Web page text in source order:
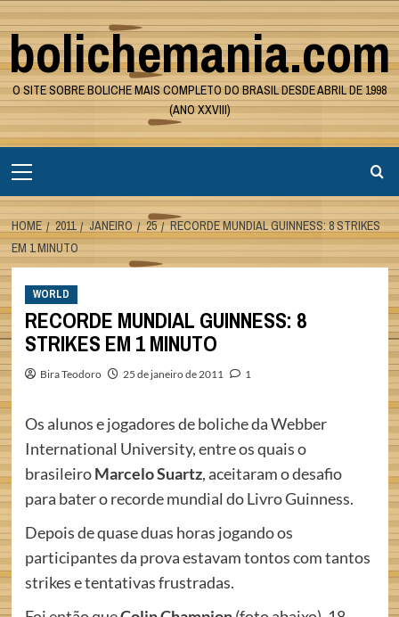
Skip
to
content
bolichemania.com
O SITE SOBRE BOLICHE MAIS COMPLETO DO BRASIL DESDE ABRIL DE 1998
(ANO XXVIII)
Menu
HOME 2011 JANEIRO 25
RECORDE MUNDIAL GUINNESS: 8 STRIKES
EM 1 MINUTO
WORLD
RECORDE MUNDIAL GUINNESS: 8
STRIKES EM 1 MINUTO
Bira Teodoro 25 de janeiro de 2011 1
Os alunos e jogadores de boliche da Webber
International University, entre os quais o
brasileiroMarcelo Suartz, aceitaram o desafio
para bater o recorde mundial do Livro Guinness.
Depois de quase duas horas jogando os
participantes da prova estavam tontos com tantos
strikes e tentativas frustradas.